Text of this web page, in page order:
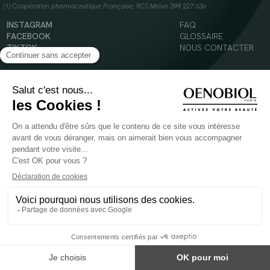
(1) Coopération pharmaceutique Française, RCS Melun 399 227 636
INSTAGRAM
FACEBOOK
TIKTOK
YOUTUBE
FAQ
GLOSSAIRE
NOUS CONTACTER
© 2024 Oenobiol Paris
Mentions légales
Politique en matière de cookies
POUR VOTRE SANTÉ, MANGEZ AU MOINS CINQ FRUITS ET LÉGUMES PAR JOUR -
Les complément alimentaires doivent être utilisés dans le cadre d'un mode de vie sain et
ne pas être utilisés comme substituts d'un régimes alimentaire varié et équilibré.